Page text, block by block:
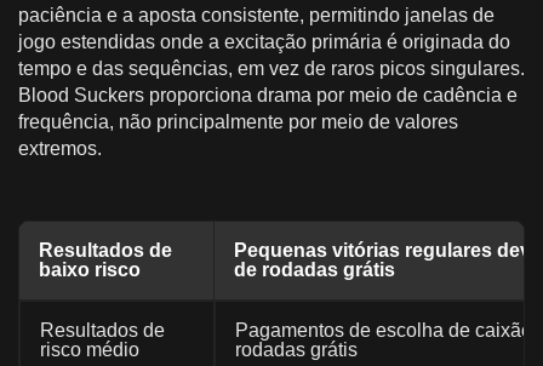
paciência e a aposta consistente, permitindo janelas de
jogo estendidas onde a excitação primária é originada do
tempo e das sequências, em vez de raros picos singulares.
Blood Suckers proporciona drama por meio de cadência e
frequência, não principalmente por meio de valores
extremos.
Resultados de
baixo risco
Pequenas vitórias regulares
de rodadas grátis
Resultados de
risco médio
Pagamentos de escolha de
rodadas grátis